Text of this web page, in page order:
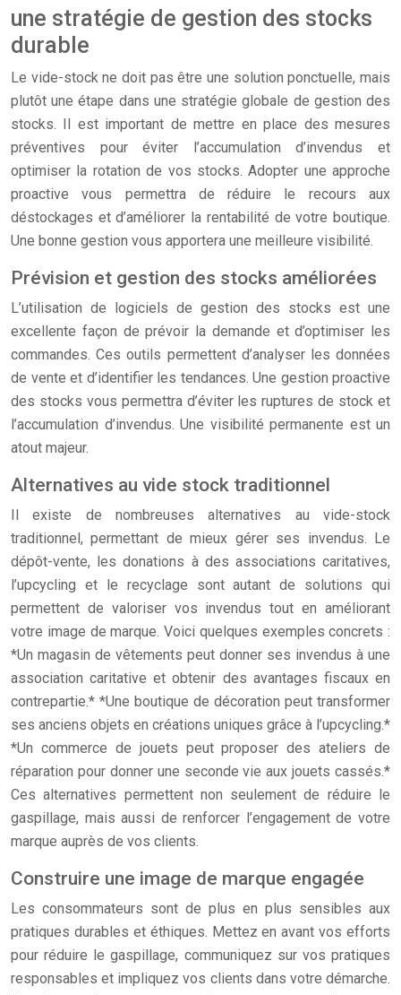
une stratégie de gestion des stocks
durable
Le vide-stock ne doit pas être une solution ponctuelle, mais
plutôt une étape dans une stratégie globale de gestion des
stocks. Il est important de mettre en place des mesures
préventives pour éviter l’accumulation d’invendus et
optimiser la rotation de vos stocks. Adopter une approche
proactive vous permettra de réduire le recours aux
déstockages et d’améliorer la rentabilité de votre boutique.
Une bonne gestion vous apportera une meilleure visibilité.
Prévision et gestion des stocks améliorées
L’utilisation de logiciels de gestion des stocks est une
excellente façon de prévoir la demande et d’optimiser les
commandes. Ces outils permettent d’analyser les données
de vente et d’identifier les tendances. Une gestion proactive
des stocks vous permettra d’éviter les ruptures de stock et
l’accumulation d’invendus. Une visibilité permanente est un
atout majeur.
Alternatives au vide stock traditionnel
Il existe de nombreuses alternatives au vide-stock
traditionnel, permettant de mieux gérer ses invendus. Le
dépôt-vente, les donations à des associations caritatives,
l’upcycling et le recyclage sont autant de solutions qui
permettent de valoriser vos invendus tout en améliorant
votre image de marque. Voici quelques exemples concrets :
*Un magasin de vêtements peut donner ses invendus à une
association caritative et obtenir des avantages fiscaux en
contrepartie.* *Une boutique de décoration peut transformer
ses anciens objets en créations uniques grâce à l’upcycling.*
*Un commerce de jouets peut proposer des ateliers de
réparation pour donner une seconde vie aux jouets cassés.*
Ces alternatives permettent non seulement de réduire le
gaspillage, mais aussi de renforcer l’engagement de votre
marque auprès de vos clients.
Construire une image de marque engagée
Les consommateurs sont de plus en plus sensibles aux
pratiques durables et éthiques. Mettez en avant vos efforts
pour réduire le gaspillage, communiquez sur vos pratiques
responsables et impliquez vos clients dans votre démarche.